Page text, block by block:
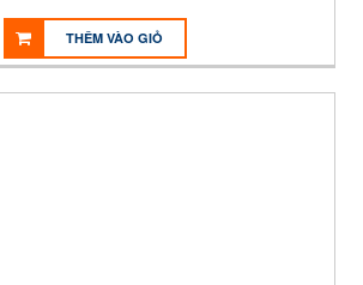
THÊM VÀO GIỎ